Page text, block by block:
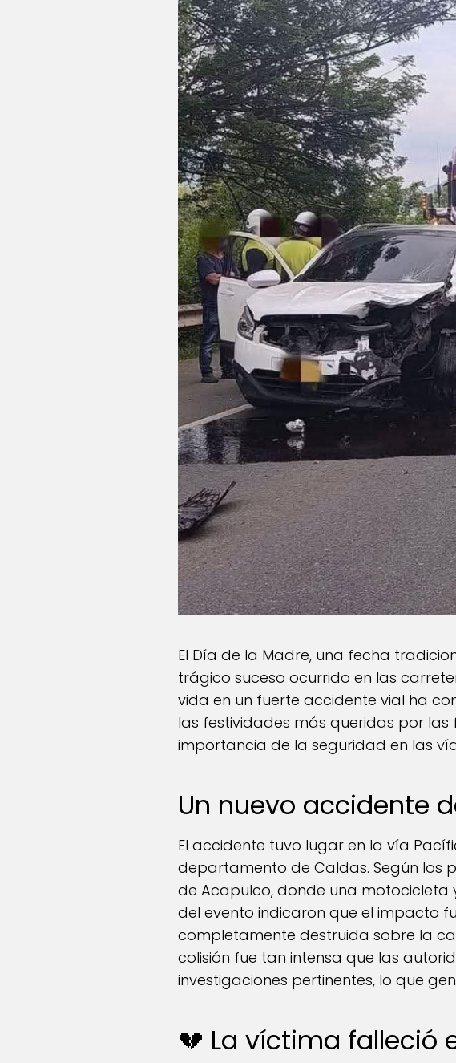
El Día de la Madre, una fecha
trágico suceso ocurrido en las
vida en un fuerte accidente vial ha
las festividades más queridas por
importancia de la seguridad en las
Un nuevo accidente
El accidente tuvo lugar en la vía
departamento de Caldas. Según los
de Acapulco, donde una motocicleta
del evento indicaron que el impacto
completamente destruida sobre la
colisión fue tan intensa que las
investigaciones pertinentes, lo que
💔 La víctima falleció